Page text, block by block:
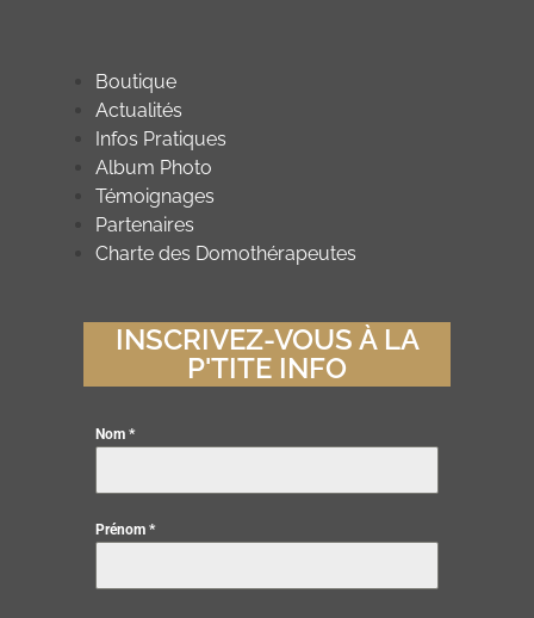
Boutique
Actualités
Infos Pratiques
Album Photo
Témoignages
Partenaires
Charte des Domothérapeutes
INSCRIVEZ-VOUS À LA
P'TITE INFO
Nom *
Prénom *